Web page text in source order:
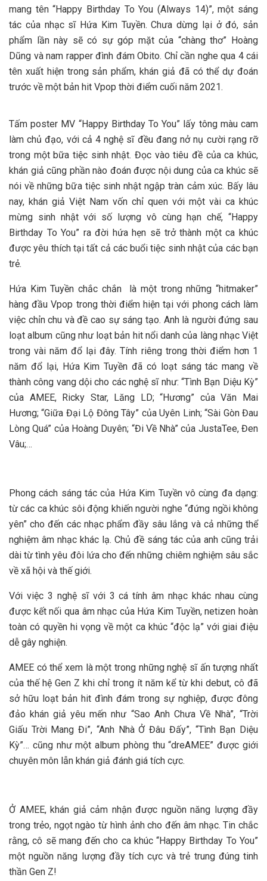
mang tên “Happy Birthday To You (Always 14)”, một sáng
tác của nhạc sĩ Hứa Kim Tuyền. Chưa dừng lại ở đó, sản
phẩm lần này sẽ có sự góp mặt của “chàng thơ” Hoàng
Dũng và nam rapper đình đám Obito. Chỉ cần nghe qua 4 cái
tên xuất hiện trong sản phẩm, khán giả đã có thể dự đoán
trước về một bản hit Vpop thời điểm cuối năm 2021.
Tấm poster MV “Happy Birthday To You” lấy tông màu cam
làm chủ đạo, với cả 4 nghệ sĩ đều đang nở nụ cười rạng rỡ
trong một bữa tiệc sinh nhật. Đọc vào tiêu đề của ca khúc,
khán giả cũng phần nào đoán được nội dung của ca khúc sẽ
nói về những bữa tiệc sinh nhật ngập tràn cảm xúc. Bấy lâu
nay, khán giả Việt Nam vốn chỉ quen với một vài ca khúc
mừng sinh nhật với số lượng vô cùng hạn chế, “Happy
Birthday To You” ra đời hứa hẹn sẽ trở thành một ca khúc
được yêu thích tại tất cả các buổi tiệc sinh nhật của các bạn
trẻ.
Hứa Kim Tuyền chắc chắn là một trong những “hitmaker”
hàng đầu Vpop trong thời điểm hiện tại với phong cách làm
việc chỉn chu và đề cao sự sáng tạo. Anh là người đứng sau
loạt album cũng như loạt bản hit nổi danh của làng nhạc Việt
trong vài năm đổ lại đây. Tính riêng trong thời điểm hơn 1
năm đổ lại, Hứa Kim Tuyền đã có loạt sáng tác mang về
thành công vang dội cho các nghệ sĩ như: “Tình Bạn Diệu Kỳ”
của AMEE, Ricky Star, Lăng LD; “Hương” của Văn Mai
Hương; “Giữa Đại Lộ Đông Tây” của Uyên Linh; “Sài Gòn Đau
Lòng Quá” của Hoàng Duyên; “Đi Về Nhà” của JustaTee, Đen
Vâu;…
Phong cách sáng tác của Hứa Kim Tuyền vô cùng đa dạng:
từ các ca khúc sôi động khiến người nghe “đứng ngồi không
yên” cho đến các nhạc phẩm đầy sâu lắng và cả những thể
nghiệm âm nhạc khác lạ. Chủ đề sáng tác của anh cũng trải
dài từ tình yêu đôi lứa cho đến những chiêm nghiệm sâu sắc
về xã hội và thế giới.
Với việc 3 nghệ sĩ với 3 cá tính âm nhạc khác nhau cùng
được kết nối qua âm nhạc của Hứa Kim Tuyền, netizen hoàn
toàn có quyền hi vọng về một ca khúc “độc lạ” với giai điệu
dễ gây nghiện.
AMEE có thể xem là một trong những nghệ sĩ ấn tượng nhất
của thế hệ Gen Z khi chỉ trong ít năm kể từ khi debut, cô đã
sở hữu loạt bản hit đình đám trong sự nghiệp, được đông
đảo khán giả yêu mến như “Sao Anh Chưa Về Nhà”, “Trời
Giấu Trời Mang Đi”, “Anh Nhà Ở Đâu Đấy”, “Tình Bạn Diệu
Kỳ”… cũng như một album phòng thu “dreAMEE” được giới
chuyên môn lẫn khán giả đánh giá tích cực.
Ở AMEE, khán giả cảm nhận được nguồn năng lượng đầy
trong trẻo, ngọt ngào từ hình ảnh cho đến âm nhạc. Tin chắc
rằng, cô sẽ mang đến cho ca khúc “Happy Birthday To You”
một nguồn năng lượng đầy tích cực và trẻ trung đúng tinh
thần Gen Z!